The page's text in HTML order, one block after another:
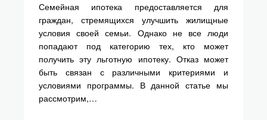
Семейная ипотека предоставляется для
граждан, стремящихся улучшить жилищные
условия своей семьи. Однако не все люди
попадают под категорию тех, кто может
получить эту льготную ипотеку. Отказ может
быть связан с различными критериями и
условиями программы. В данной статье мы
рассмотрим,…